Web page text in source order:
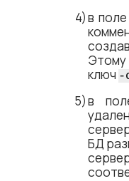
в поле
Этому
ключ -
в
БД